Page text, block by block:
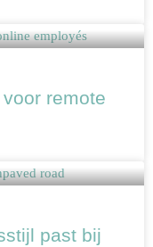
remote
past bij